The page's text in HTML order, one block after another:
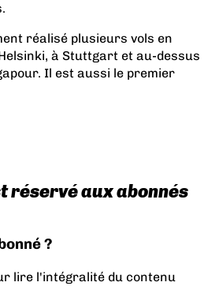
réalisé plusieurs vols en
à Stuttgart et au-dessus
Il est aussi le premier
réservé aux abonnés
?
lire l'intégralité du contenu